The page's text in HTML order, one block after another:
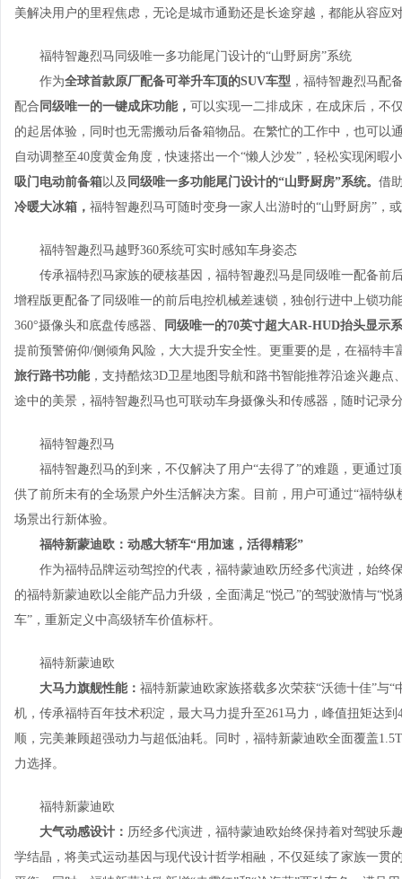
美解决用户的里程焦虑，无论是城市通勤还是长途穿越，都能从容应
福特智趣烈马同级唯一多功能尾门设计的“山野厨房”系统
作为全球首款原厂配备可举升车顶的SUV车型 ，福特智趣烈马配
配合 同级唯一的一键成床功能， 可以实现一二排成床，在成床后，不
的起居体验，同时也无需搬动后备箱物品。在繁忙的工作中，也可以
自动调整至40度黄金角度，快速搭出一个“懒人沙发”，轻松实现闲暇
吸门电动前备箱以及 同级唯一多功能尾门设计的“山野厨房”系统。 借
冷暖大冰箱， 福特智趣烈马可随时变身一家人出游时的“山野厨房”，
福特智趣烈马越野360系统可实时感知车身姿态
传承福特烈马家族的硬核基因，福特智趣烈马是同级唯一配备前
增程版更配备了同级唯一的前后电控机械差速锁，独创行进中上锁功
360°摄像头和底盘传感器、
同级唯一的70英寸超大AR-HUD抬头显示
提前预警俯仰/侧倾角风险，大大提升安全性。更重要的是，在福特
旅行路书功能，支持酷炫3D卫星地图导航和路书智能推荐沿途兴趣
途中的美景，福特智趣烈马也可联动车身摄像头和传感器，随时记录
福特智趣烈马
福特智趣烈马的到来，不仅解决了用户“去得了”的难题，更通过
供了前所未有的全场景户外生活解决方案。目前，用户可通过“福特
场景出行新体验。
福特新蒙迪欧：动感大轿车“用加速，活得精彩”
作为福特品牌运动驾控的代表，福特蒙迪欧历经多代演进，始终
的福特新蒙迪欧以全能产品力升级，全面满足“悦己”的驾驶激情与“
车”，重新定义中高级轿车价值标杆。
福特新蒙迪欧
大马力旗舰性能： 福特新蒙迪欧家族搭载多次荣获“沃德十佳”与
机，传承福特百年技术积淀，最大马力提升至261马力，峰值扭矩达
顺，完美兼顾超强动力与超低油耗。同时，福特新蒙迪欧全面覆盖
力选择。
福特新蒙迪欧
大气动感设计： 历经多代演进，福特蒙迪欧始终保持着对驾驶乐
学结晶，将美式运动基因与现代设计哲学相融，不仅延续了家族一贯